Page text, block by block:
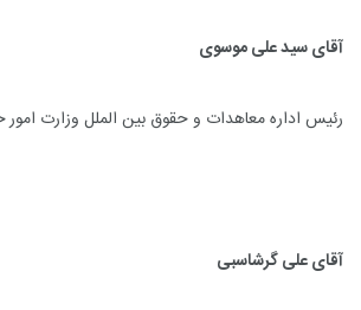
آقای سید علی موسوی
رئیس اداره معاهدات و حقوق بین الملل وزارت امور
آقای علی گرشاسبی